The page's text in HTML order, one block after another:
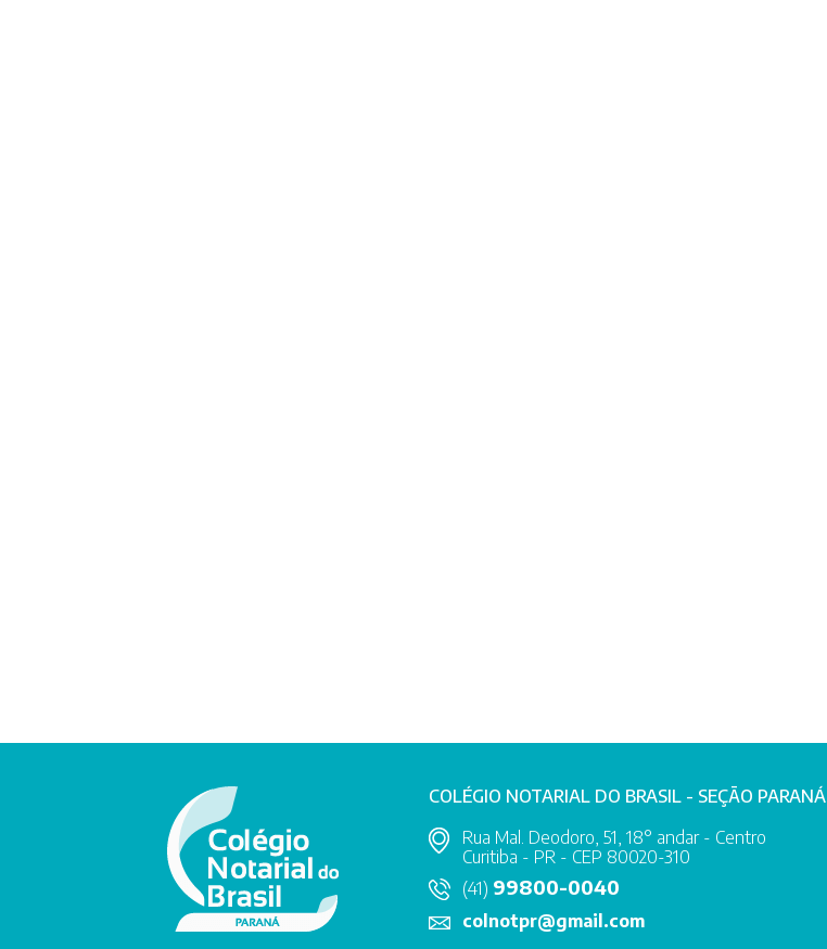
COLÉGIO NOTARIAL DO BRASIL - SEÇÃO PARANÁ
Rua Mal. Deodoro, 51, 18° andar - Centro
Curitiba - PR - CEP 80020-310
(41) 99800-0040
colnotpr@gmail.com